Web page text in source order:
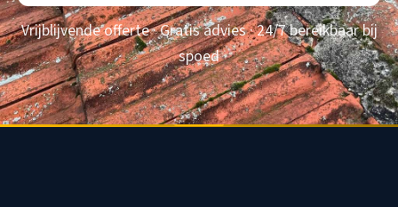
Vrijblijvende offerte · Gratis advies · 24/7 bereikbaar bij
spoed